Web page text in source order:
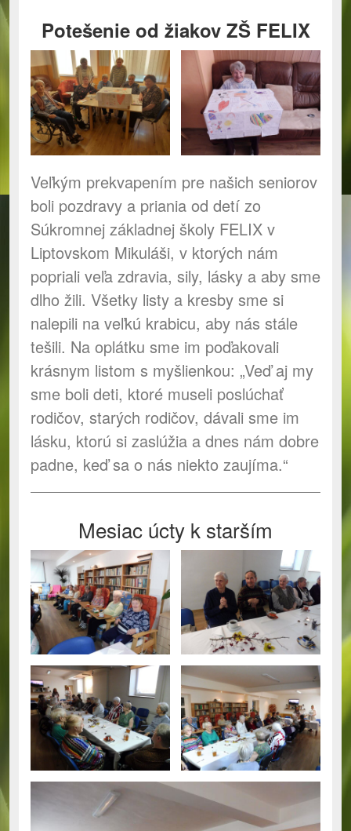
Potešenie od žiakov ZŠ FELIX
Veľkým prekvapením pre našich seniorov
boli pozdravy a priania od detí zo
Súkromnej základnej školy FELIX v
Liptovskom Mikuláši, v ktorých nám
popriali veľa zdravia, sily, lásky a aby sme
dlho žili. Všetky listy a kresby sme si
nalepili na veľkú krabicu, aby nás stále
tešili. Na oplátku sme im poďakovali
krásnym listom s myšlienkou: „Veď aj my
sme boli deti, ktoré museli poslúchať
rodičov, starých rodičov, dávali sme im
lásku, ktorú si zaslúžia a dnes nám dobre
padne, keď sa o nás niekto zaujíma.“
Mesiac úcty k starším